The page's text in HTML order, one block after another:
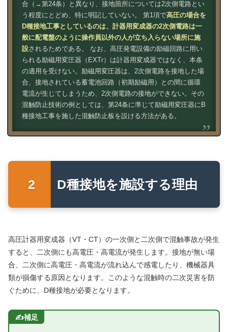
合（→第24条）と異なり、接地箇所については2次側電路とい
う程度にとどめ、特に明記していない。 第1項で高圧の場合を
D種接地工事としているのは、計器用変成器の2次側電路は一
般に配電盤のように操作員以外の人が立ち入らない場所に施
設されるためである。 なお、高圧発電設備の励磁回路に用い
られる励磁用変圧器（EXTr）は計器用変成器ではなく、本条
の適用を受けない。励磁用変圧器は、2次側電路を接地した場
合、接地されている蓄電池回路（初期励磁用）との間に循環
電流が生じてしまうため、2次側電路の接地ができない。その
混触防止技術の例としては、第24条に準じて励磁用変圧器にB
種接地工事を施した混触防止板を設ける方法がある。
D種接地を施設する理由
高圧計器用変成器（VT・CT）の一次側と二次側で混触事故が発生
すると、二次側にも高電圧・高電流が発生します。接地が無い場
合、二次側に高電圧・高電流が流れ込んで感電したり、機械器具
類が損傷する原因となります。このような混触時の二次災害を防
ぐために、D種接地が必要となります。